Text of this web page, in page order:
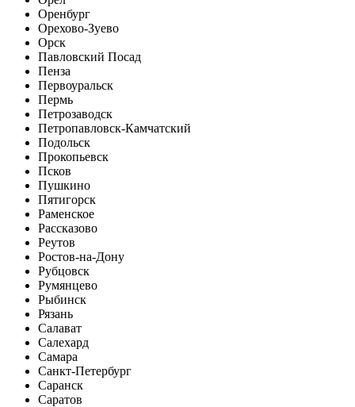
Оренбург
Орехово-Зуево
Орск
Павловский Посад
Пенза
Первоуральск
Пермь
Петрозаводск
Петропавловск-Камчатский
Подольск
Прокопьевск
Псков
Пушкино
Пятигорск
Раменское
Рассказово
Реутов
Ростов-на-Дону
Рубцовск
Румянцево
Рыбинск
Рязань
Салават
Салехард
Самара
Санкт-Петербург
Саранск
Саратов